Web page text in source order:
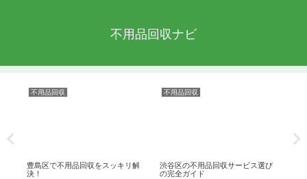
不用品回収ナビ
不用品回収
豊島区で不用品回収をスッキリ解
決！
不用品回収
渋谷区の不用品回収サービス選び
の完全ガイド